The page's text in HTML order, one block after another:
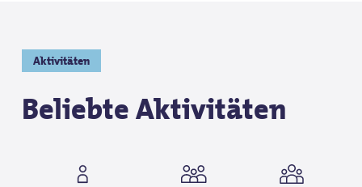
Aktivitäten
Beliebte Aktivitäten